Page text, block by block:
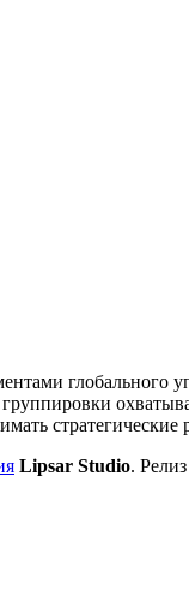
глобального
Lipsar Studio.